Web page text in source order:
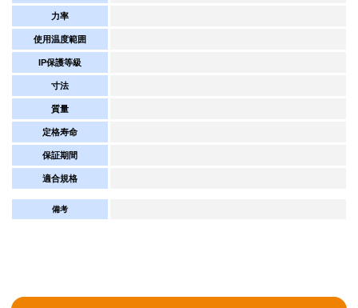
力率
使用温度範囲
IP保護等級
寸法
質量
定格寿命
保証期間
適合規格
備考